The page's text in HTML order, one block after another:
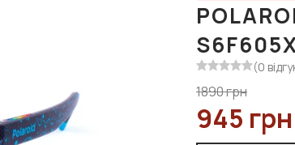
(0
1890 грн
945 грн